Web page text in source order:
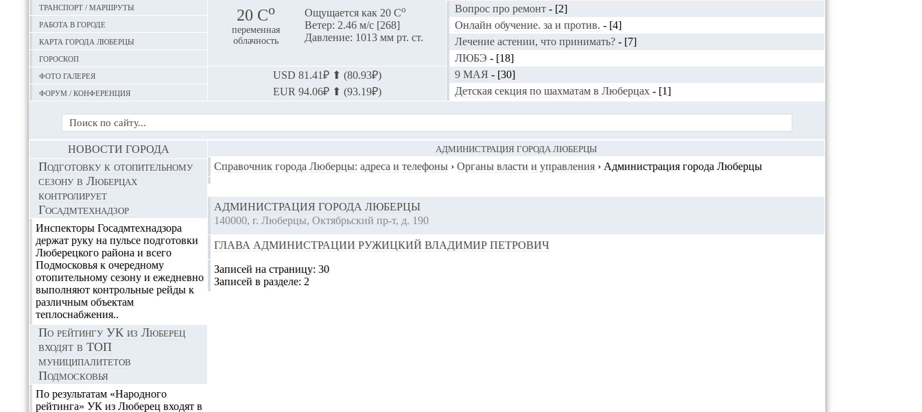
Транспорт / маршруты
Работа в городе
Карта города Люберцы
Гороскоп
Фото галерея
Форум / конференция
20 Сo
переменная
облачность
Ощущается как 20 Сo
Ветер: 2.46 м/с [268]
Давление: 1013 мм рт. ст.
USD 81.41₽ ⬆ (80.93₽)
EUR 94.06₽ ⬆ (93.19₽)
Вопрос про ремонт - [2]
Онлайн обучение. за и против. - [4]
Лечение астении, что принимать? - [7]
ЛЮБЭ - [18]
9 МАЯ - [30]
Детская секция по шахматам в Люберцах - [1]
АДМИНИСТРАЦИЯ ГОРОДА ЛЮБЕРЦЫ
Справочник города Люберцы: адреса и телефоны › Органы власти и управления › Администрация города Люберцы
АДМИНИСТРАЦИЯ ГОРОДА ЛЮБЕРЦЫ
140000, г. Люберцы, Октябрьский пр-т, д. 190
ГЛАВА АДМИНИСТРАЦИИ РУЖИЦКИЙ ВЛАДИМИР ПЕТРОВИЧ
Записей на страницу: 30
Записей в разделе: 2
НОВОСТИ ГОРОДА
Подготовку к отопительному
сезону в Люберцах
контролирует
Госадмтехнадзор
Инспекторы Госадмтехнадзора
держат руку на пульсе подготовки
Люберецкого района и всего
Подмосковья к очередному
отопительному сезону и ежедневно
выполняют контрольные рейды к
различным объектам
теплоснабжения..
По рейтингу УК из Люберец
входят в ТОП
муниципалитетов
Подмосковья
По результатам «Народного
рейтинга» УК из Люберец входят в